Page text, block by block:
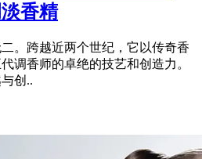
香精
。跨越近两个世纪，它以传奇香
调香师的卓绝的技艺和创造力。
创..